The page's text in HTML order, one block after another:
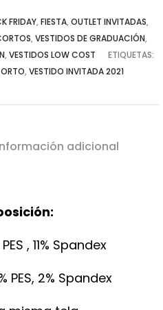
FRIDAY, FIESTA, OUTLET INVITADAS,
, VESTIDOS DE GRADUACIÓN,
, VESTIDOS LOW COST
ETIQUETAS:
, VESTIDO INVITADA 2021
adicional
, 11% Spandex
PES, 2% Spandex